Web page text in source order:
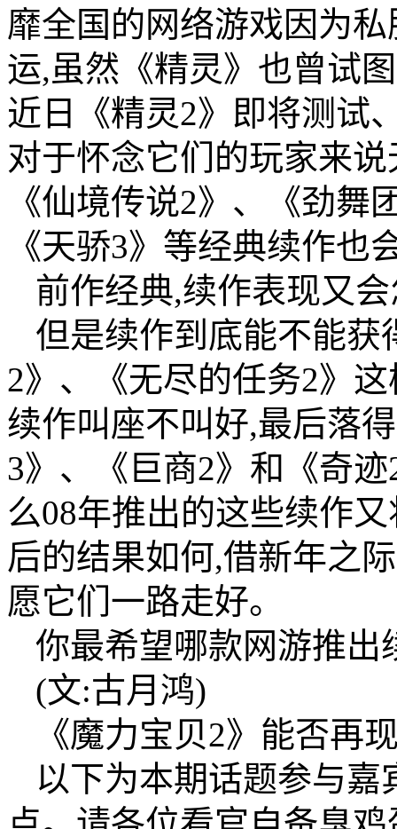
靡全国的网络游戏因为
运,虽然《精灵》也曾试
近日《精灵2》即将测试
对于怀念它们的玩家来
《仙境传说2》、《劲舞
《天骄3》等经典续作也
前作经典,续作表现又会
但是续作到底能不能获
2》、《无尽的任务2》
续作叫座不叫好,最后落
3》、《巨商2》和《奇
么08年推出的这些续作
后的结果如何,借新年之
愿它们一路走好。
你最希望哪款网游推出
(文:古月鸿)
《魔力宝贝2》能否再
以下为本期话题参与